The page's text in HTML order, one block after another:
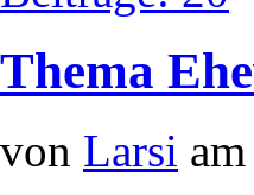
Thema
von Larsi